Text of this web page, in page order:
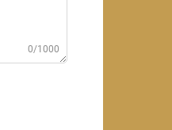
0/1000